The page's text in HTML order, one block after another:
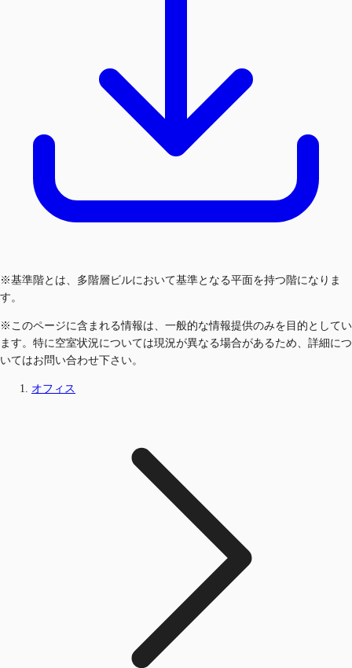
※基準階とは、多階層ビルにおいて基準となる平面を持つ階になりま
す。
※このページに含まれる情報は、一般的な情報提供のみを目的としてい
ます。特に空室状況については現況が異なる場合があるため、詳細につ
いてはお問い合わせ下さい。
オフィス